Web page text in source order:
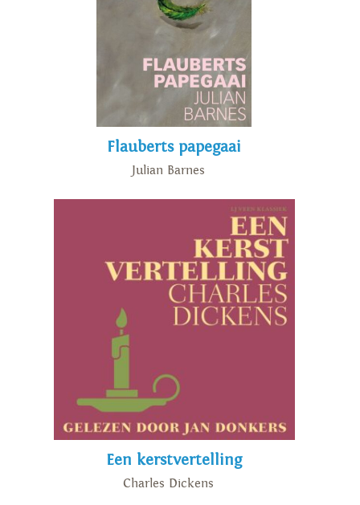
Flauberts papegaai
Julian Barnes
Een kerstvertelling
Charles Dickens